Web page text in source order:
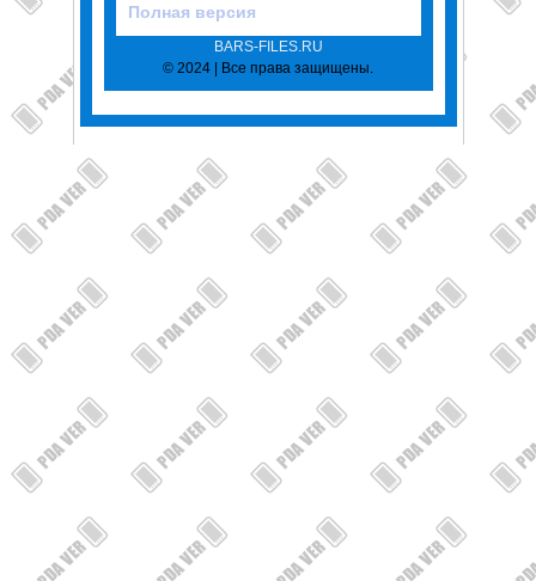
Полная версия
BARS-FILES.RU
© 2024 | Все права защищены.